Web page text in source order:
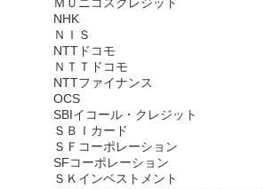
NHK
ＮＩＳ
NTTドコモ
ＮＴＴドコモ
NTTファイナンス
OCS
SBIイコール・クレジット
ＳＢＩカード
ＳＦコーポレーション
SFコーポレーション
ＳＫインベストメント